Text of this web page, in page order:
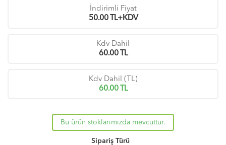
İndirimli Fiyat
50.00TL+KDV
Kdv Dahil
60.00TL
Kdv Dahil (TL)
60.00TL
Bu ürün stoklarımızda mevcuttur.
Sipariş Türü